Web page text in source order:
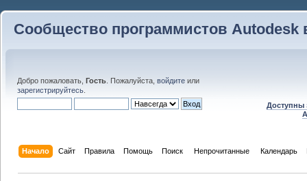
Сообщество программистов Autodesk
Добро пожаловать, Гость . Пожалуйста, войдите или
зарегистрируйтесь
Доступны
Начало Сайт Правила Помощь Поиск Непрочитанные Календарь